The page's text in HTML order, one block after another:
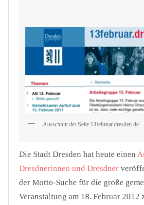
FUNKTURM-
Podcast
Seminare
Unterstützen
Ausschnitt der Seite 13februar.dresden.de
Die Stadt Dresden hat heute einen
Dresdnerinnen und Dresdner
der Motto-Suche für die große
Veranstaltung am 18. Februar 2012